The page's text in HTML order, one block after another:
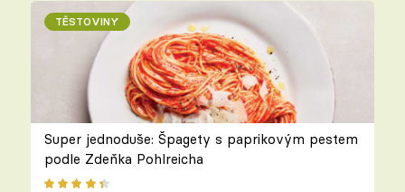
TĚSTOVINY
Super jednoduše: Špagety s paprikovým pestem
podle Zdeňka Pohlreicha